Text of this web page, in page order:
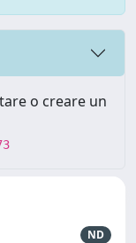
o creare un
ND